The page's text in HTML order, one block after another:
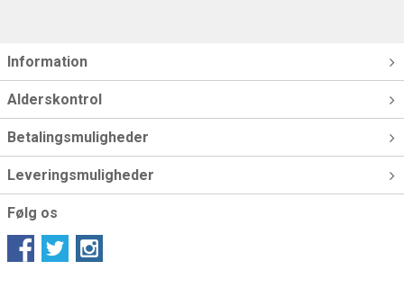
Information
Alderskontrol
Betalingsmuligheder
Leveringsmuligheder
Følg os